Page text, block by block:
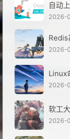
自动
2026-
Redis
2026-
Linux
2026-
软工
2026-